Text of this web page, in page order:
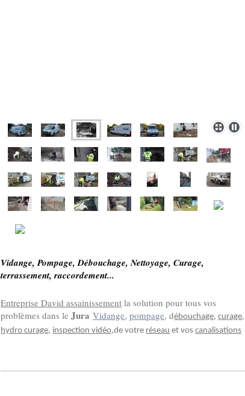
Vidange, Pompage, Débouchage, Nettoyage, Curage,
terrassement, raccordement...
Entreprise David assainissement la solution pour tous vos
problèmes dans leJura Vidange,pompage, débouchage,curage,
hydro curage, inspection vidéo,de votre réseau et voscanalisations